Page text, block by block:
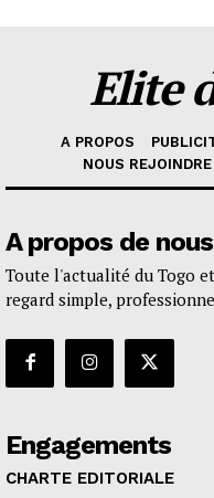
Elite
A PROPOS
NOUS REJOINDRE
A propos de nous
Toute l'actualité du Togo
regard simple,
Engagements
CHARTE EDITORIALE